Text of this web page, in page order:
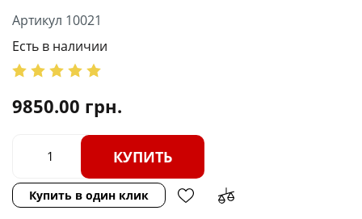
Артикул 10021
Есть в наличии
9850.00 грн.
КУПИТЬ
Купить в один клик